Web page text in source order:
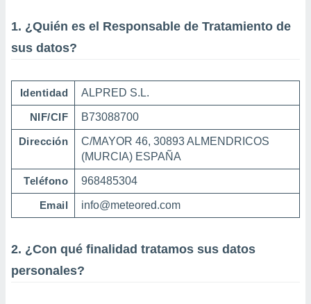
y análisis
en
en
nuestra
y
de
disponible
1. ¿Quién es el Responsable de Tratamiento de
sus datos?
Identidad ALPRED S.L.
NIF/CIF B73088700
Dirección
C/MAYOR 46, 30893 ALMENDRICOS
(MURCIA) ESPAÑA
Teléfono 968485304
Email info@meteored.com
2. ¿Con qué finalidad tratamos sus datos
personales?